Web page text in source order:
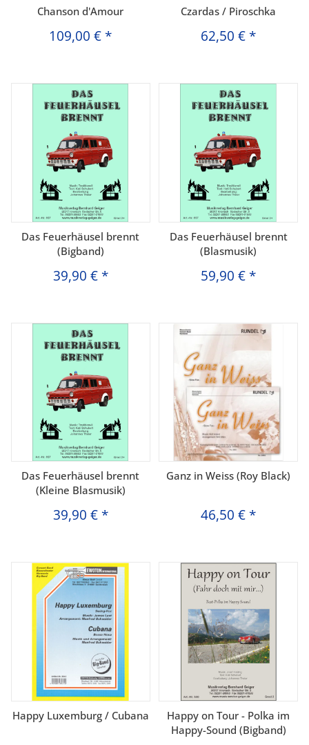
Chanson d'Amour
109,00 € *
Czardas / Piroschka
62,50 € *
Das Feuerhäusel brennt
(Bigband)
39,90 € *
Das Feuerhäusel brennt
(Blasmusik)
59,90 € *
Das Feuerhäusel brennt
(Kleine Blasmusik)
39,90 € *
Ganz in Weiss (Roy Black)
46,50 € *
Happy Luxemburg / Cubana
Happy on Tour - Polka im
Happy-Sound (Bigband)